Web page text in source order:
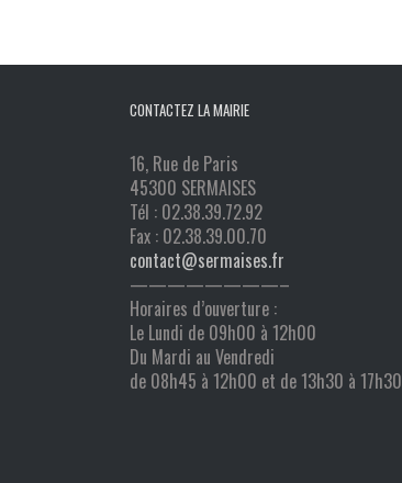
CONTACTEZ LA MAIRIE
16, Rue de Paris
45300 SERMAISES
Tél : 02.38.39.72.92
Fax : 02.38.39.00.70
contact@sermaises.fr
————————–
Horaires d’ouverture :
Le Lundi de 09h00 à 12h00
Du Mardi au Vendredi
de 08h45 à 12h00 et de 13h30 à 17h30